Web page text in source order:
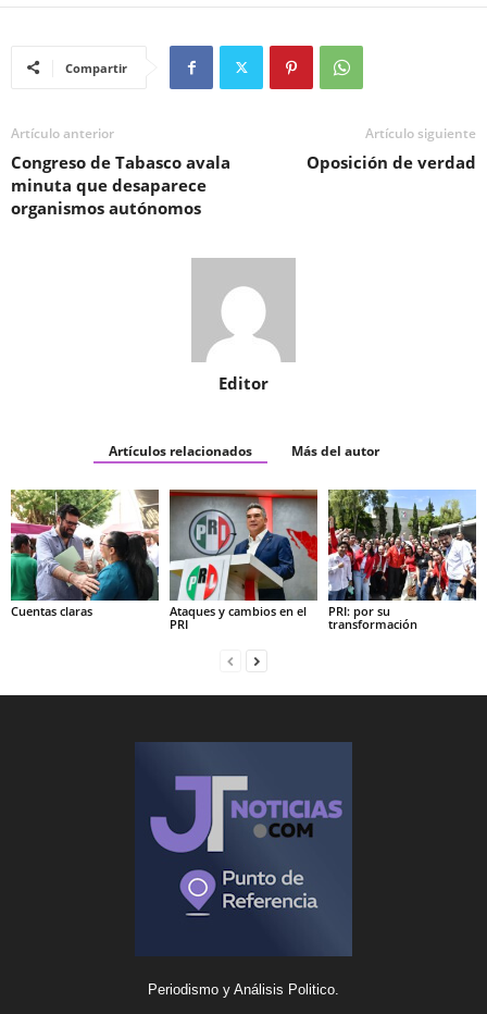
Compartir
Artículo anterior
Congreso de Tabasco avala
minuta que desaparece
organismos autónomos
Artículo siguiente
Oposición de verdad
Editor
Artículos relacionados Más del autor
Cuentas claras
Ataques y cambios en el
PRI
PRI: por su
transformación
Periodismo y Análisis Politico.